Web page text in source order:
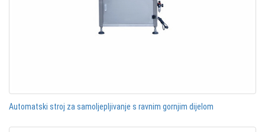
Automatski stroj za samoljepljivanje s ravnim gornjim dijelom